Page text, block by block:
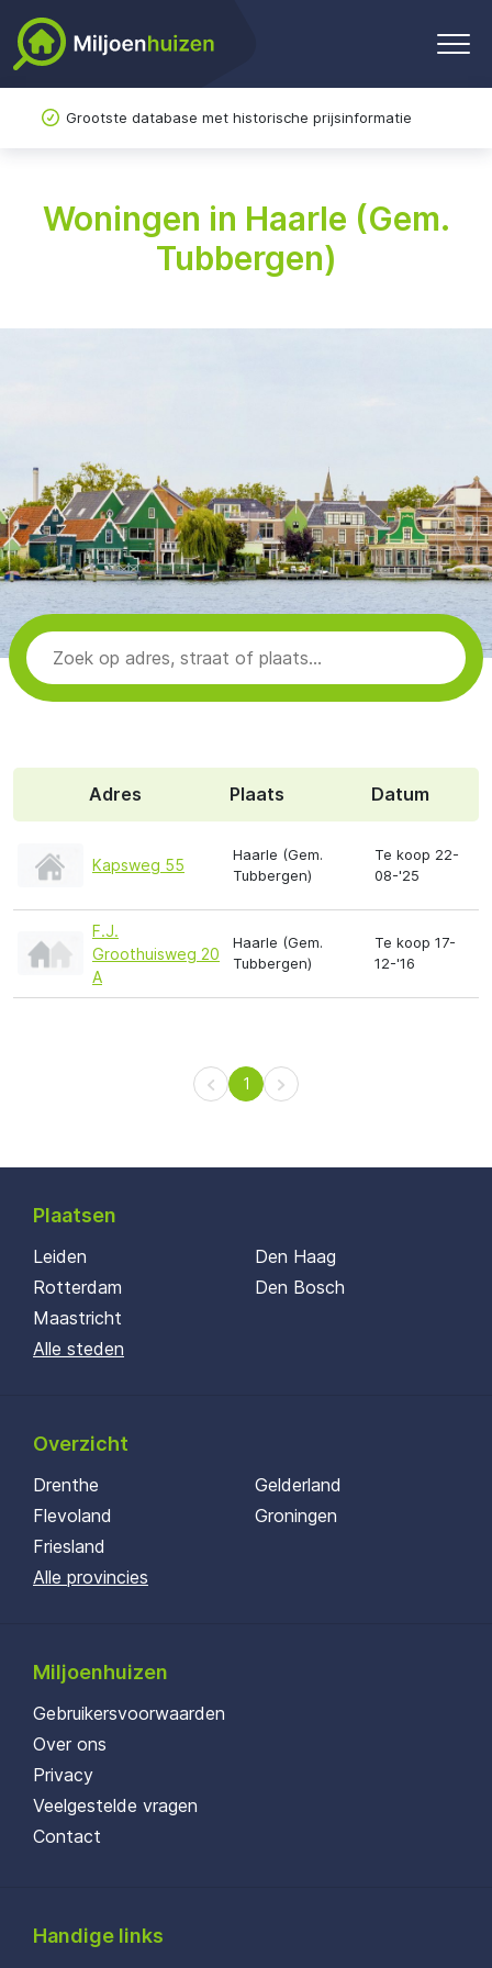
Grootste database met historische prijsinformatie
Woningen in Haarle (Gem.
Tubbergen)
Adres Plaats Datum
Kapsweg 55
Haarle (Gem.
Tubbergen)
Te koop 22-
08-'25
F.J.
Groothuisweg 20
A
Haarle (Gem.
Tubbergen)
Te koop 17-
12-'16
1
Plaatsen
Leiden
Rotterdam
Maastricht
Den Haag
Den Bosch
Alle steden
Overzicht
Drenthe
Flevoland
Friesland
Gelderland
Groningen
Alle provincies
Miljoenhuizen
Gebruikersvoorwaarden
Over ons
Privacy
Veelgestelde vragen
Contact
Handige links